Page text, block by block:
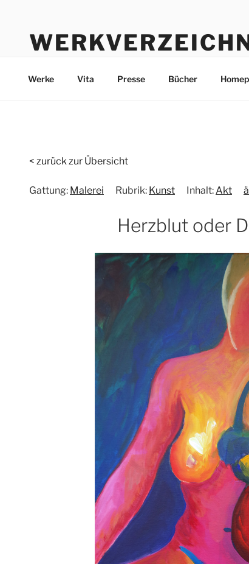
springen
Werke Vita Presse Bücher
< zurück zur Übersicht
Gattung: Malerei Rubrik: Kunst Inhalt:Akt
Herzblut oder